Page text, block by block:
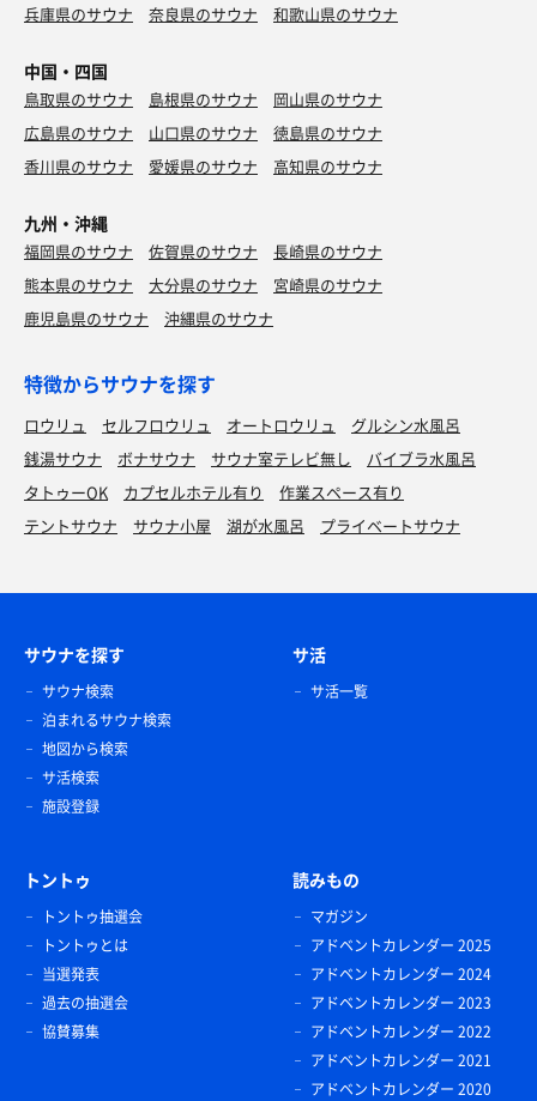
兵庫県のサウナ
奈良県のサウナ 和歌山県のサウナ
中国・四国
鳥取県のサウナ 島根県のサウナ
岡山県のサウナ
広島県のサウナ
山口県のサウナ
徳島県のサウナ
香川県のサウナ
愛媛県のサウナ 高知県のサウナ
九州・沖縄
福岡県のサウナ 佐賀県のサウナ
長崎県のサウナ
熊本県のサウナ
大分県のサウナ
宮崎県のサウナ
鹿児島県のサウナ
沖縄県のサウナ
特徴からサウナを探す
ロウリュ セルフロウリュ オートロウリュ
グルシン水風呂
銭湯サウナ
ボナサウナ サウナ室テレビ無し
バイブラ水風呂
タトゥーOK
カプセルホテル有り
作業スペース有り
テントサウナ
サウナ小屋 湖が水風呂 プライベートサウナ
サウナを探す
サウナ検索
泊まれるサウナ検索
地図から検索
サ活検索
施設登録
サ活
サ活一覧
トントゥ
トントゥ抽選会
トントゥとは
当選発表
過去の抽選会
協賛募集
読みもの
マガジン
アドベントカレンダー 2025
アドベントカレンダー 2024
アドベントカレンダー 2023
アドベントカレンダー 2022
アドベントカレンダー 2021
アドベントカレンダー 2020